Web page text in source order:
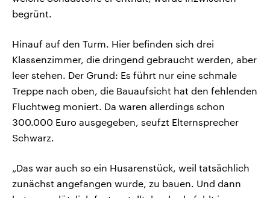
begrünt.
Hinauf auf den Turm. Hier befinden sich drei
Klassenzimmer, die dringend gebraucht werden, aber
leer stehen. Der Grund: Es führt nur eine schmale
Treppe nach oben, die Bauaufsicht hat den fehlenden
Fluchtweg moniert. Da waren allerdings schon
300.000 Euro ausgegeben, seufzt Elternsprecher
Schwarz.
„Das war auch so ein Husarenstück, weil tatsächlich
zunächst angefangen wurde, zu bauen. Und dann